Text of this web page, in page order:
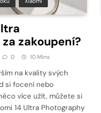
zakoupení?
0 10 Mins
na kvality svých
si focení nebo
více užít, můžete si
14 Ultra Photography